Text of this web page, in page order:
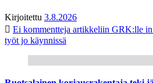
Kirjoitettu 3.8.2026
Ei kommentteja artikkeliin GRK:lle
työt jo käynnissä